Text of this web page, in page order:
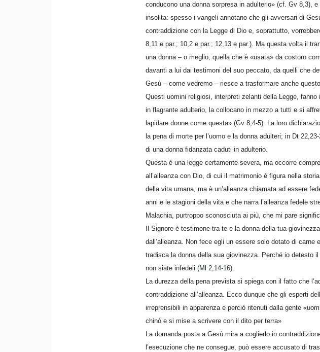
conducono una donna sorpresa in adulterio» (cf. Gv 8,3),
insolita: spesso i vangeli annotano che gli avversari di
contraddizione con la Legge di Dio e, soprattutto,
8,11 e par.; 10,2 e par.; 12,13 e par.). Ma questa volta il
una donna – o meglio, quella che è «usata» da costoro
davanti a lui dai testimoni del suo peccato, da quelli che
Gesù – come vedremo – riesce a trasformare anche
Questi uomini religiosi, interpreti zelanti della Legge,
in flagrante adulterio, la collocano in mezzo a tutti e si
lapidare donne come questa» (Gv 8,4-5). La loro
la pena di morte per l’uomo e la donna adulteri; in Dt
di una donna fidanzata caduti in adulterio.
Questa è una legge certamente severa, ma occorre
all’alleanza con Dio, di cui il matrimonio è figura nella
della vita umana, ma è un’alleanza chiamata ad essere
anni e le stagioni della vita e che narra l’alleanza fedele
Malachia, purtroppo sconosciuta ai più, che mi pare
Il Signore è testimone tra te e la donna della tua
dall’alleanza. Non fece egli un essere solo dotato di
tradisca la donna della sua giovinezza. Perché io detesto
non siate infedeli (Ml 2,14-16).
La durezza della pena prevista si spiega con il fatto che
contraddizione all’alleanza. Ecco dunque che gli esperti
irreprensibili in apparenza e perciò ritenuti dalla gente
chinò e si mise a scrivere con il dito per terra»
La domanda posta a Gesù mira a coglierlo in
l’esecuzione che ne consegue, può essere accusato di